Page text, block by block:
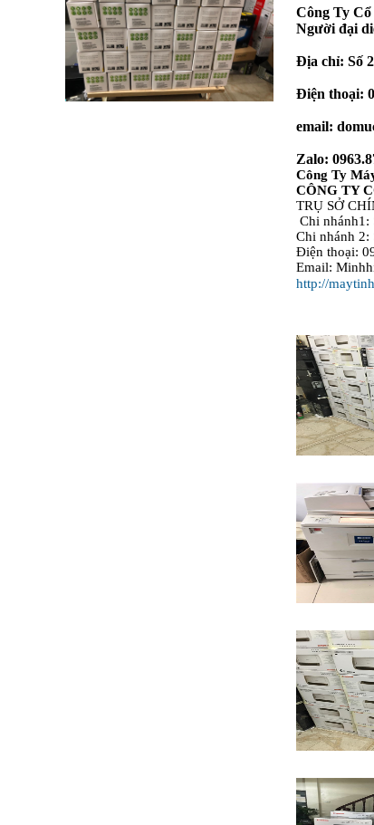
Công Ty
Người đại
Địa chỉ: Số
Điện thoại:
email:
Zalo:
Công Ty
CÔNG TY
TRỤ SỞ
Chi nhánh1:
Chi nhánh 2:
Điện thoại:
Email:
http://